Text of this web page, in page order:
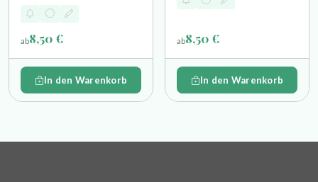
ab8,50 €
In den Warenkorb
ab8,50 €
In den Warenkorb